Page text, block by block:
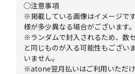
◯注意事項
※掲載している画像はイメージで
様が多少異なる場合がございます。
※ランダムで封入されるため、数
と同じものが入る可能性もござい
いません。
※atone翌月払いはご利用いただけ